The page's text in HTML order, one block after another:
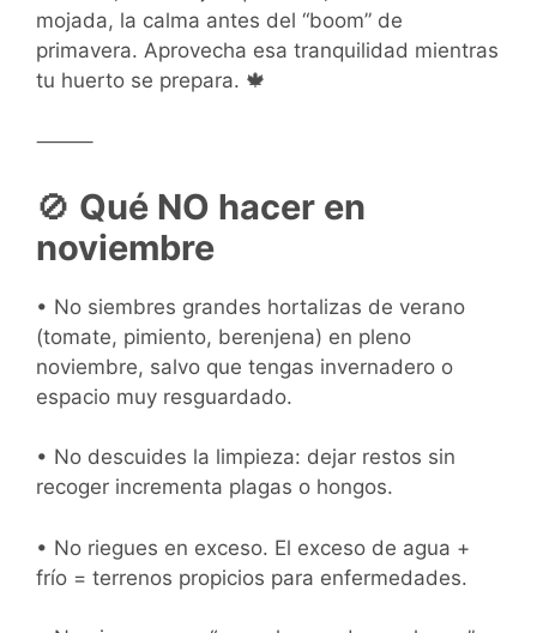
mojada, la calma antes del “boom” de
primavera. Aprovecha esa tranquilidad mientras
tu huerto se prepara. 🍁
⸻
🚫 Qué NO hacer en
noviembre
• No siembres grandes hortalizas de verano
(tomate, pimiento, berenjena) en pleno
noviembre, salvo que tengas invernadero o
espacio muy resguardado.
• No descuides la limpieza: dejar restos sin
recoger incrementa plagas o hongos.
• No riegues en exceso. El exceso de agua +
frío = terrenos propicios para enfermedades.